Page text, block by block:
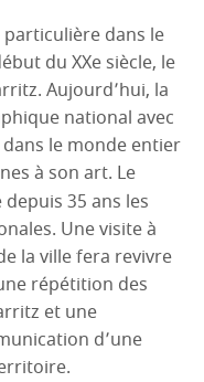
dans le
du XXe siècle, le
Aujourd’hui, la
national avec
le monde entier
à son art. Le
35 ans les
Une visite à
la ville fera revivre
répétition des
et une
d’une